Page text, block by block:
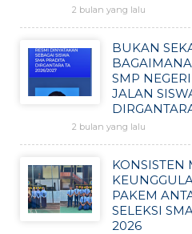
2 bulan yang lalu
BUKAN
SMP
JALAN
2 bulan yang lalu
KONSISTEN
PAKEM
SELEKSI
2026